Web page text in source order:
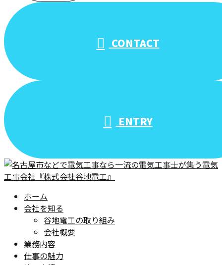
受付／10:00～18:00 (平日)
CONTACT
ENTRY
ホーム
会社を知る
谷地電工の取り組み
会社概要
業務内容
仕事の魅力